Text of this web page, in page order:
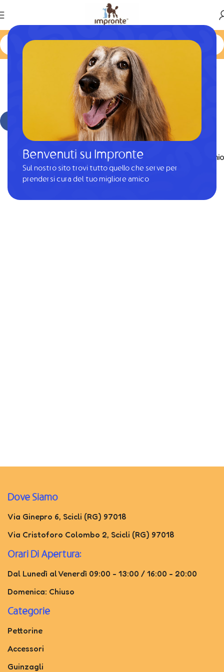
Benvenuti su Impronte
Sul nostro sito trovi tutto quello che serve per
prendersi cura del tuo migliore amico
slider
adminAttivo Novembre 8, 2020
Più vecchio
Dove Siamo
Via Ginepro 6, Scicli (RG) 97018
Via Cristoforo Colombo 2, Scicli (RG) 97018
Orari Di Apertura:
Dal Lunedì al Venerdì 09:00 - 13:00 / 16:00 - 20:00
Domenica: Chiuso
Categorie
Pettorine
Accessori
Guinzagli